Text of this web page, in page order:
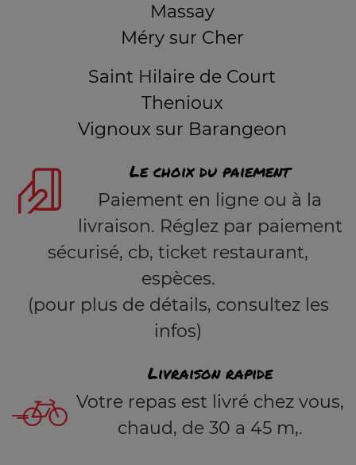
Massay
Méry sur Cher
Saint Hilaire de Court
Thenioux
Vignoux sur Barangeon
Le choix du paiement
Paiement en ligne ou à la
livraison. Réglez par paiement
sécurisé, cb, ticket restaurant,
espèces.
(pour plus de détails, consultez les
infos)
Livraison rapide
Votre repas est livré chez vous,
chaud, de 30 a 45 m,.